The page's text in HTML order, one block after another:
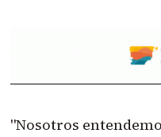
"Nosotros